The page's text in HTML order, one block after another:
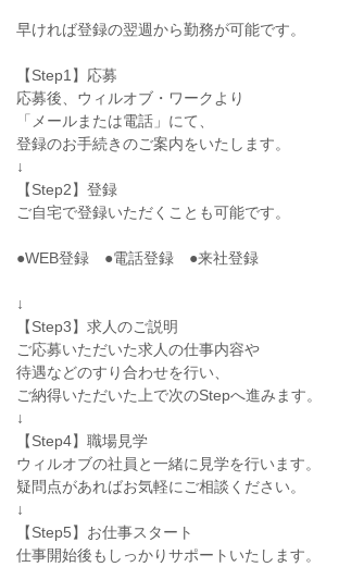
早ければ登録の翌週から勤務が可能です。
【Step1】応募
応募後、ウィルオブ・ワークより
「メールまたは電話」にて、
登録のお手続きのご案内をいたします。
↓
【Step2】登録
ご自宅で登録いただくことも可能です。
●WEB登録 ●電話登録 ●来社登録
↓
【Step3】求人のご説明
ご応募いただいた求人の仕事内容や
待遇などのすり合わせを行い、
ご納得いただいた上で次のStepへ進みます。
↓
【Step4】職場見学
ウィルオブの社員と一緒に見学を行います。
疑問点があればお気軽にご相談ください。
↓
【Step5】お仕事スタート
仕事開始後もしっかりサポートいたします。